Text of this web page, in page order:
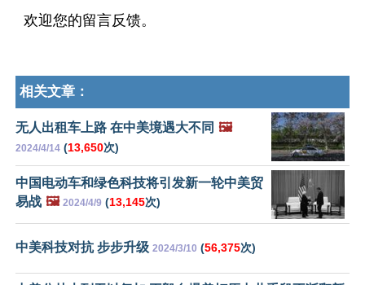
欢迎您的留言反馈。
相关文章：
无人出租车上路 在中美境遇大不同 🖼️
2024/4/14 (13,650次)
中国电动车和绿色科技将引发新一轮中美贸
易战 🖼️ 2024/4/9 (13,145次)
中美科技对抗 步步升级 2024/3/10 (56,375次)